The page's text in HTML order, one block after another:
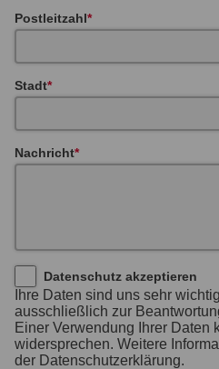
Postleitzahl
Stadt
Nachricht
Datenschutz akzeptieren
Ihre Daten sind uns sehr
ausschließlich zur
Einer Verwendung Ihrer Daten
widersprechen. Weitere
der Datenschutzerklärung.